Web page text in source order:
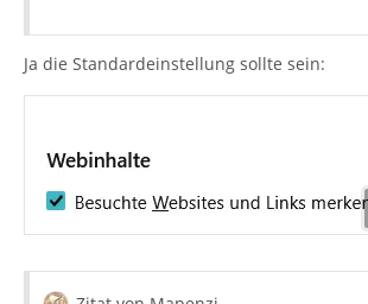
Ja die Standardeinstellung sollte sein: